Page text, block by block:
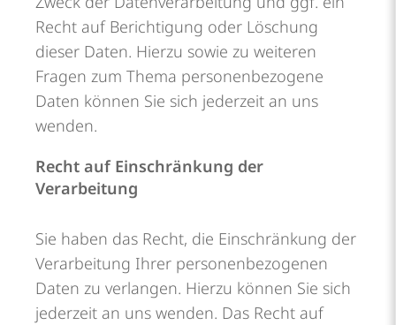
Recht auf Berichtigung oder Löschung
dieser Daten. Hierzu sowie zu weiteren
Fragen zum Thema personenbezogene
Daten können Sie sich jederzeit an uns
wenden.
Recht auf Einschränkung der
Verarbeitung
Sie haben das Recht, die Einschränkung der
Verarbeitung Ihrer personenbezogenen
Daten zu verlangen. Hierzu können Sie sich
jederzeit an uns wenden. Das Recht auf